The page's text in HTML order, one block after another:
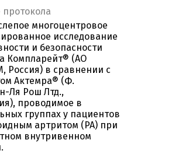
протокола
многоцентровое
исследование
и безопасности
Компларейт® (АО
Россия) в сравнении с
Актемра® (Ф.
Ля Рош Лтд.,
проводимое в
группах у пациентов
артритом (РА) при
внутривенном